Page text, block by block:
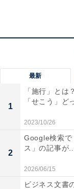
友達招待プログラム
メルカリ​​では友
支払いで使える
ム」があります
した。
最新
1
「施行」とは
「せこう」ど
2023/10/26
2
Google検索
ス」の記事が...
2026/06/15
ビジネス文書